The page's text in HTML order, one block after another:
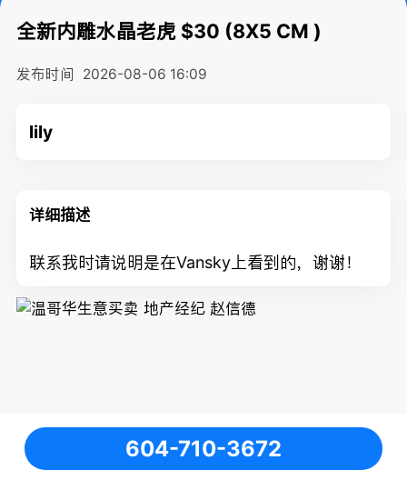
全新内雕水晶老虎 $30 (8X5 CM )
发布时间 2026-08-06 16:09
lily
详细描述
联系我时请说明是在Vansky上看到的，谢谢！
604-710-3672